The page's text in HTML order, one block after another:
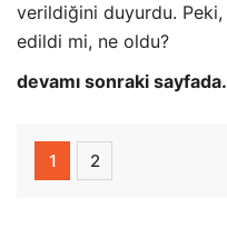
verildiğini duyurdu.
edildi mi, ne oldu?
devamı sonraki
1 2